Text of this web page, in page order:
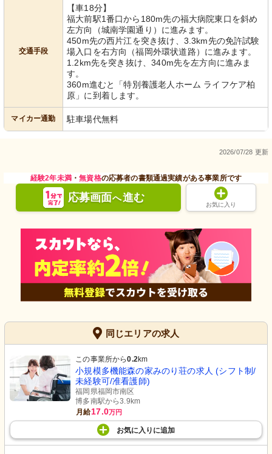
交通手段
【車18分】
福大前駅1番口から180m先の福大病院東口を斜め
左方向（城南学園通り）に進みます。
450m先の西片江を突き抜け、3.3km先の免許試験
場入口を右方向（福岡外環状道路）に進みます。
1.2km先を突き抜け、340m先を左方向に進みま
す。
360m進むと「特別養護老人ホーム ライフケア柏
原」に到着します。
マイカー通勤 駐車場代無料
2026/07/28 更新
経験2年未満・無資格の応募者の書類通過実績がある事業所です
応募画面へ進む
お気に入り
同じエリアの求人
この事業所から0.2km
小規模多機能森の家みのり荘の求人 (シフト制/
未経験可/准看護師)
福岡県福岡市南区
博多南駅から3.9km
月給17.0万円
お気に入り に追加